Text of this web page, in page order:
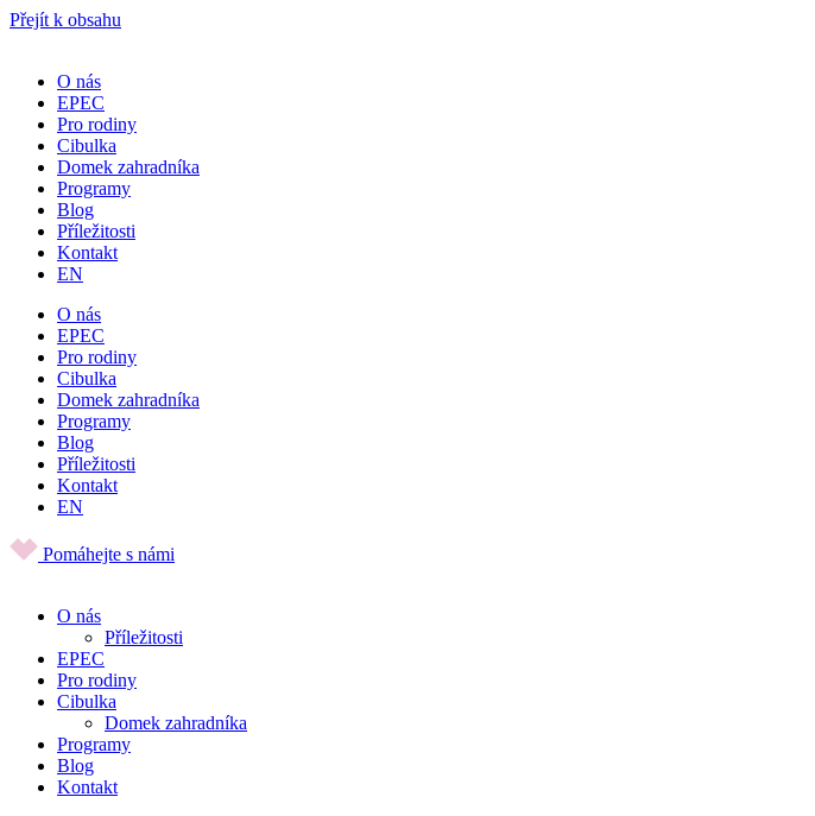
Přejít k obsahu
O nás
EPEC
Pro rodiny
Cibulka
Domek zahradníka
Programy
Blog
Příležitosti
Kontakt
EN
O nás
EPEC
Pro rodiny
Cibulka
Domek zahradníka
Programy
Blog
Příležitosti
Kontakt
EN
Pomáhejte s námi
O nás
Příležitosti
EPEC
Pro rodiny
Cibulka
Domek zahradníka
Programy
Blog
Kontakt